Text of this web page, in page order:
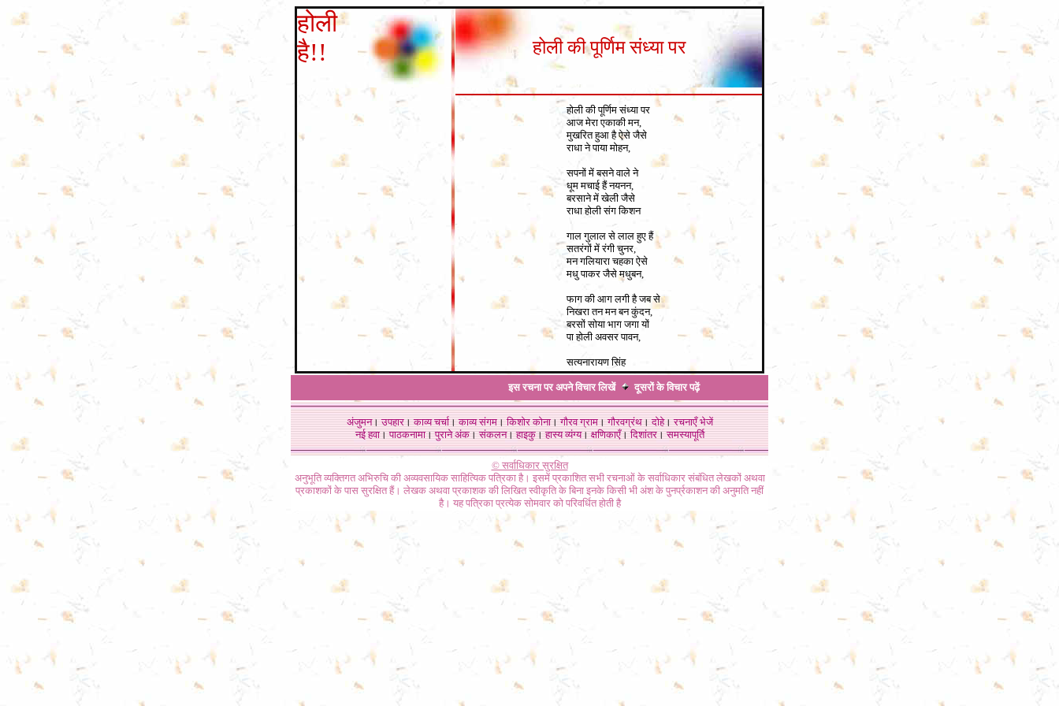
होली
है!! होली की पूर्णिम संध्या पर
होली की पूर्णिम संध्या पर
आज मेरा एकाकी मन,
मुखरित हुआ है ऐसे जैसे
राधा ने पाया मोहन,
सपनों में बसने वाले ने
धूम मचाई हैं नयनन,
बरसाने में खेली जैसे
राधा होली संग किशन
गाल गुलाल से लाल हुए हैं
सतरंगों में रंगी चुनर,
मन गलियारा चहका ऐसे
मधु पाकर जैसे मधुबन,
फाग की आग लगी है जब से
निखरा तन मन बन कुंदन,
बरसों सोया भाग जगा यों
पा होली अवसर पावन,
सत्यनारायण सिंह
इस रचना पर अपने विचार लिखें दूसरों के विचारपढ़ें
अंजुमन।उपहार।काव्य चर्चा।काव्य संगम।किशोर कोना।गौरव ग्राम।गौरवग्रंथ।दोहे।रचनाएँ भेजें
नई हवा। पाठकनामा। पुराने अंक। संकलन। हाइकु। हास्य व्यंग्य। क्षणिकाएँ। दिशांतर। समस्यापूर्ति
© सर्वाधिकार सुरक्षित
अनुभूति व्यक्तिगत अभिरुचि की अव्यवसायिक साहित्यिक पत्रिका है। इसमें प्रकाशित सभी रचनाओं के सर्वाधिकार संबंधित लेखकों अथवा
प्रकाशकों के पास सुरक्षित हैं। लेखक अथवा प्रकाशक की लिखित स्वीकृति के बिना इनके किसी भी अंश के पुनर्प्रकाशन की अनुमति नहीं
है। यह पत्रिका प्रत्येक सोमवार को परिवर्धित होती है